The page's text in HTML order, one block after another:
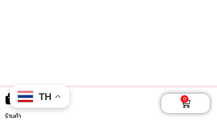
ร้านค้า
0
Cart
TH